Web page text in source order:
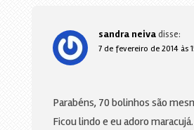
sandra neivadisse:
7 de fevereiro de 2014 às
Parabéns, 70 bolinhos são
Ficou lindo e eu adoro maracujá.